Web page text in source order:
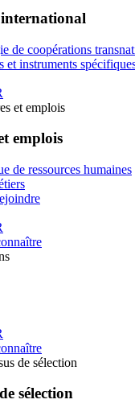
de coopérations
et instruments
et emplois
emplois
de ressources humaines
de sélection
sélection